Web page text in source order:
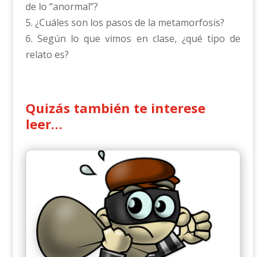
de lo “anormal”?
5. ¿Cuáles son los pasos de la metamorfosis?
6. Según lo que vimos en clase, ¿qué tipo de
relato es?
Quizás también te interese
leer…